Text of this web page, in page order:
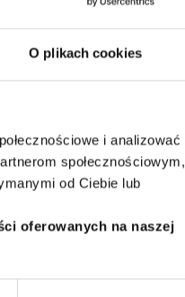
O plikach cookies
i analizować
społecznościowym,
od Ciebie lub
oferowanych na naszej